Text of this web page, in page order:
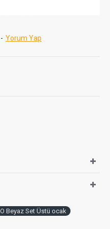
- Yorum Yap
Beyaz Set Üstü ocak